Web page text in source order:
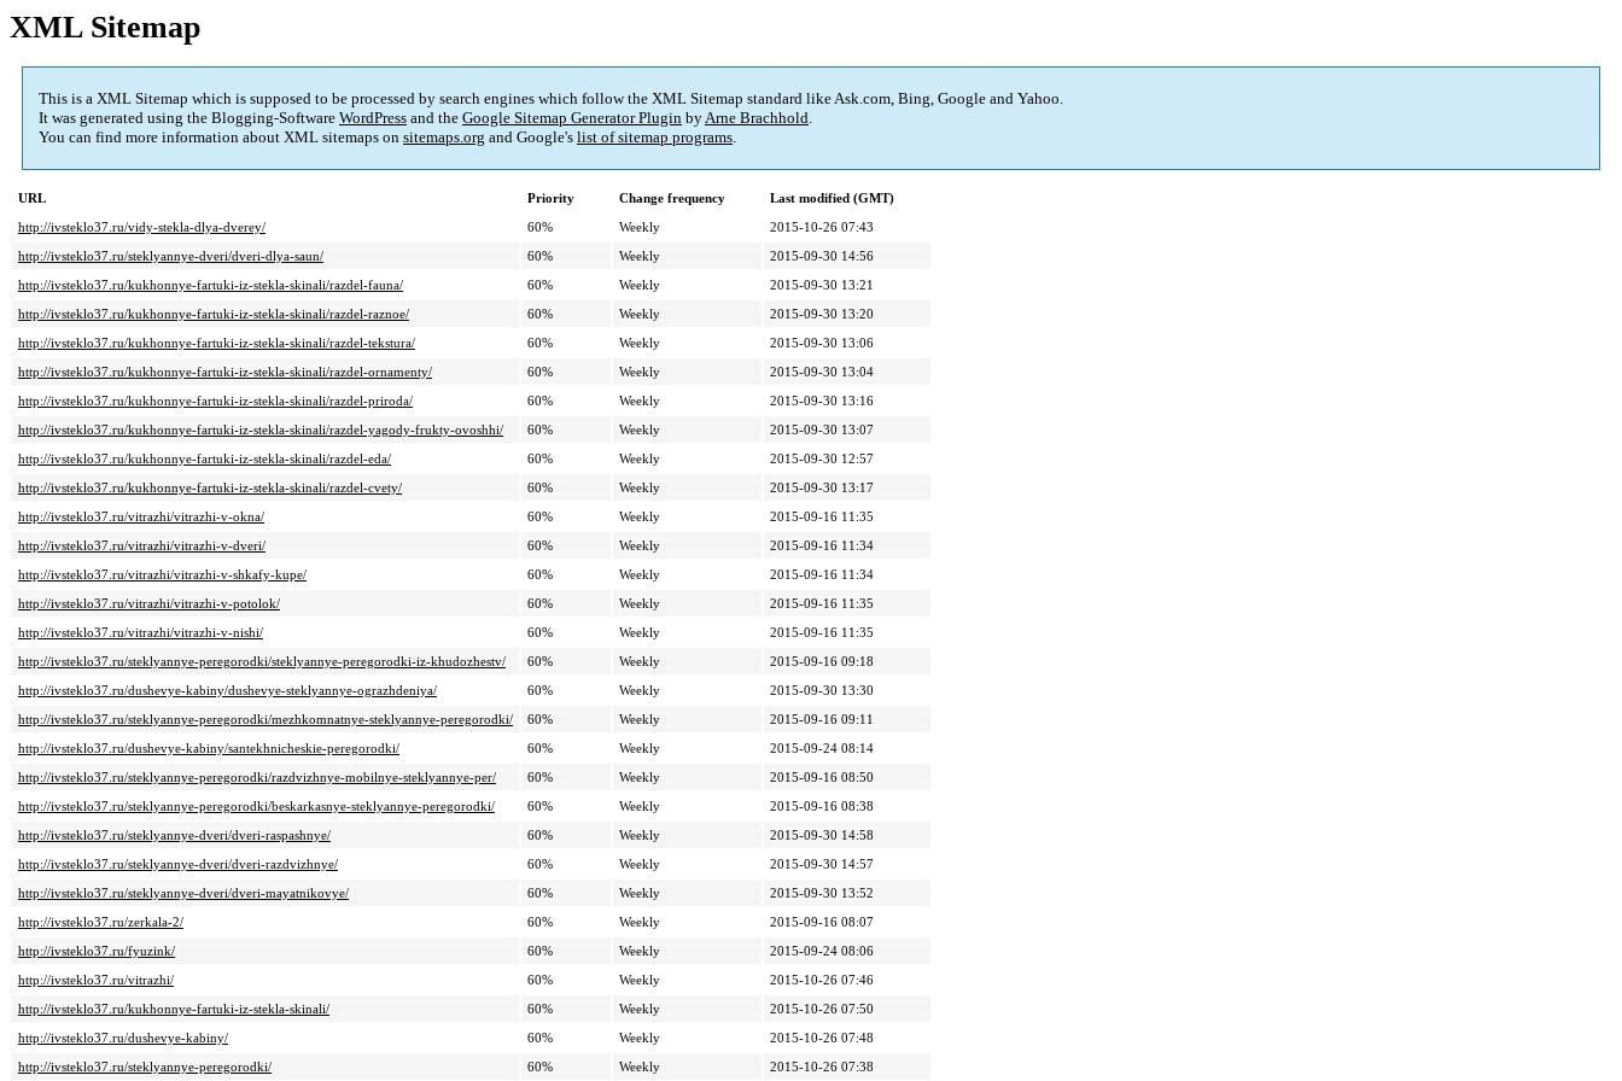
XML Sitemap
This is a XML Sitemap which is supposed to be processed by search engines which follow the XML Sitemap standard like Ask.com, Bing, Google and Yahoo.
It was generated using the Blogging-Software WordPress and the Google Sitemap Generator Plugin byArne Brachhold.
You can find more information about XML sitemaps on sitemaps.org and Google's list of sitemap programs.
URL Priority Change frequency
Last modified (GMT)
http://ivsteklo37.ru/vidy-stekla-dlya-dverey/
60% Weekly
2015-10-26 07:43
http://ivsteklo37.ru/steklyannye-dveri/dveri-dlya-saun/
60% Weekly
2015-09-30 14:56
http://ivsteklo37.ru/kukhonnye-fartuki-iz-stekla-skinali/razdel-fauna/
60% Weekly
2015-09-30 13:21
http://ivsteklo37.ru/kukhonnye-fartuki-iz-stekla-skinali/razdel-raznoe/
60% Weekly
2015-09-30 13:20
http://ivsteklo37.ru/kukhonnye-fartuki-iz-stekla-skinali/razdel-tekstura/
60% Weekly
2015-09-30 13:06
http://ivsteklo37.ru/kukhonnye-fartuki-iz-stekla-skinali/razdel-ornamenty/
60% Weekly
2015-09-30 13:04
http://ivsteklo37.ru/kukhonnye-fartuki-iz-stekla-skinali/razdel-priroda/
60% Weekly
2015-09-30 13:16
http://ivsteklo37.ru/kukhonnye-fartuki-iz-stekla-skinali/razdel-yagody-frukty-ovoshhi/
60% Weekly
2015-09-30 13:07
http://ivsteklo37.ru/kukhonnye-fartuki-iz-stekla-skinali/razdel-eda/
60% Weekly
2015-09-30 12:57
http://ivsteklo37.ru/kukhonnye-fartuki-iz-stekla-skinali/razdel-cvety/
60% Weekly
2015-09-30 13:17
http://ivsteklo37.ru/vitrazhi/vitrazhi-v-okna/
60% Weekly
2015-09-16 11:35
http://ivsteklo37.ru/vitrazhi/vitrazhi-v-dveri/
60% Weekly
2015-09-16 11:34
http://ivsteklo37.ru/vitrazhi/vitrazhi-v-shkafy-kupe/
60% Weekly
2015-09-16 11:34
http://ivsteklo37.ru/vitrazhi/vitrazhi-v-potolok/
60% Weekly
2015-09-16 11:35
http://ivsteklo37.ru/vitrazhi/vitrazhi-v-nishi/
60% Weekly
2015-09-16 11:35
http://ivsteklo37.ru/steklyannye-peregorodki/steklyannye-peregorodki-iz-khudozhestv/
60% Weekly
2015-09-16 09:18
http://ivsteklo37.ru/dushevye-kabiny/dushevye-steklyannye-ograzhdeniya/
60% Weekly
2015-09-30 13:30
http://ivsteklo37.ru/steklyannye-peregorodki/mezhkomnatnye-steklyannye-peregorodki/
60% Weekly
2015-09-16 09:11
http://ivsteklo37.ru/dushevye-kabiny/santekhnicheskie-peregorodki/
60% Weekly
2015-09-24 08:14
http://ivsteklo37.ru/steklyannye-peregorodki/razdvizhnye-mobilnye-steklyannye-per/
60% Weekly
2015-09-16 08:50
http://ivsteklo37.ru/steklyannye-peregorodki/beskarkasnye-steklyannye-peregorodki/
60% Weekly
2015-09-16 08:38
http://ivsteklo37.ru/steklyannye-dveri/dveri-raspashnye/
60% Weekly
2015-09-30 14:58
http://ivsteklo37.ru/steklyannye-dveri/dveri-razdvizhnye/
60% Weekly
2015-09-30 14:57
http://ivsteklo37.ru/steklyannye-dveri/dveri-mayatnikovye/
60% Weekly
2015-09-30 13:52
http://ivsteklo37.ru/zerkala-2/
60% Weekly
2015-09-16 08:07
http://ivsteklo37.ru/fyuzink/
60% Weekly
2015-09-24 08:06
http://ivsteklo37.ru/vitrazhi/
60% Weekly
2015-10-26 07:46
http://ivsteklo37.ru/kukhonnye-fartuki-iz-stekla-skinali/
60% Weekly
2015-10-26 07:50
http://ivsteklo37.ru/dushevye-kabiny/
60% Weekly
2015-10-26 07:48
http://ivsteklo37.ru/steklyannye-peregorodki/
60% Weekly 2015-10-26 07:38